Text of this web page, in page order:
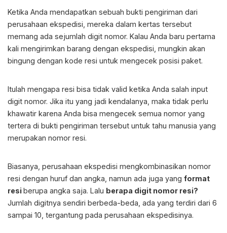
Ketika Anda mendapatkan sebuah bukti pengiriman dari
perusahaan ekspedisi, mereka dalam kertas tersebut
memang ada sejumlah digit nomor. Kalau Anda baru pertama
kali mengirimkan barang dengan ekspedisi, mungkin akan
bingung dengan kode resi untuk mengecek posisi paket.
Itulah mengapa resi bisa tidak valid ketika Anda salah input
digit nomor. Jika itu yang jadi kendalanya, maka tidak perlu
khawatir karena Anda bisa mengecek semua nomor yang
tertera di bukti pengiriman tersebut untuk tahu manusia yang
merupakan nomor resi.
Biasanya, perusahaan ekspedisi mengkombinasikan nomor
resi dengan huruf dan angka, namun ada juga yang format
resiberupa angka saja. Lalu berapa digit nomor resi?
Jumlah digitnya sendiri berbeda-beda, ada yang terdiri dari 6
sampai 10, tergantung pada perusahaan ekspedisinya.